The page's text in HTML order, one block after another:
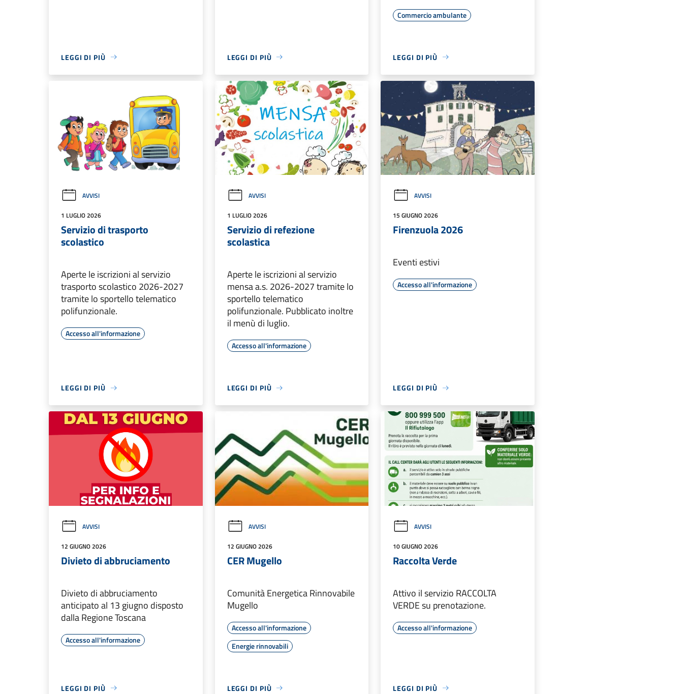
LEGGI DI PIÙ LEGGI DI PIÙ
Commercio ambulante
LEGGI DI PIÙ
AVVISI
1 LUGLIO 2026
Servizio di trasporto
scolastico
Aperte le iscrizioni al servizio
trasporto scolastico 2026-2027
tramite lo sportello telematico
polifunzionale.
Accesso all'informazione
LEGGI DI PIÙ
AVVISI
1 LUGLIO 2026
Servizio di refezione
scolastica
Aperte le iscrizioni al servizio
mensa a.s. 2026-2027 tramite lo
sportello telematico
polifunzionale. Pubblicato inoltre
il menù di luglio.
Accesso all'informazione
LEGGI DI PIÙ
AVVISI
15 GIUGNO 2026
Firenzuola 2026
Eventi estivi
Accesso all'informazione
LEGGI DI PIÙ
AVVISI
12 GIUGNO 2026
Divieto di abbruciamento
Divieto di abbruciamento
anticipato al 13 giugno disposto
dalla Regione Toscana
Accesso all'informazione
LEGGI DI PIÙ
AVVISI
12 GIUGNO 2026
CER Mugello
Comunità Energetica Rinnovabile
Mugello
Accesso all'informazione
Energie rinnovabili
LEGGI DI PIÙ
AVVISI
10 GIUGNO 2026
Raccolta Verde
Attivo il servizio RACCOLTA
VERDE su prenotazione.
Accesso all'informazione
LEGGI DI PIÙ